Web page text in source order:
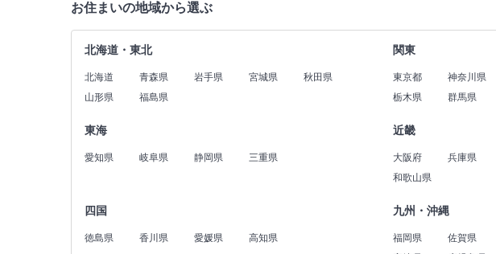
お住まいの地域から選ぶ
北海道・東北
北海道 青森県 岩手県 宮城県
秋田県
山形県
福島県
関東
東京都 神奈川県
栃木県
群馬県
東海
愛知県 岐阜県 静岡県 三重県
近畿
大阪府 兵庫県
和歌山県
四国
徳島県 香川県 愛媛県 高知県
九州・沖縄
福岡県 佐賀県